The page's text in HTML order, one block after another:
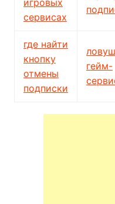
игровых
сервисах
где найти
кнопку
отмены
подписки
гейм-